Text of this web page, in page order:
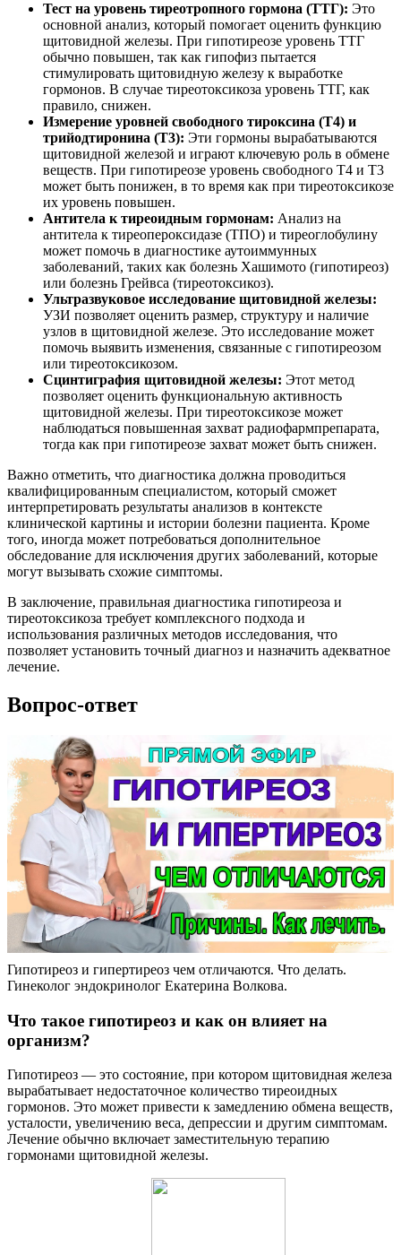
Тест на уровень тиреотропного гормона (ТТГ): Это
основной анализ, который помогает оценить функцию
щитовидной железы. При гипотиреозе уровень ТТГ
обычно повышен, так как гипофиз пытается
стимулировать щитовидную железу к выработке
гормонов. В случае тиреотоксикоза уровень ТТГ, как
правило, снижен.
Измерение уровней свободного тироксина (Т4) и
трийодтиронина (Т3): Эти гормоны вырабатываются
щитовидной железой и играют ключевую роль в обмене
веществ. При гипотиреозе уровень свободного Т4 и Т3
может быть понижен, в то время как при тиреотоксикозе
их уровень повышен.
Антитела к тиреоидным гормонам: Анализ на
антитела к тиреопероксидазе (ТПО) и тиреоглобулину
может помочь в диагностике аутоиммунных
заболеваний, таких как болезнь Хашимото (гипотиреоз)
или болезнь Грейвса (тиреотоксикоз).
Ультразвуковое исследование щитовидной железы:
УЗИ позволяет оценить размер, структуру и наличие
узлов в щитовидной железе. Это исследование может
помочь выявить изменения, связанные с гипотиреозом
или тиреотоксикозом.
Сцинтиграфия щитовидной железы: Этот метод
позволяет оценить функциональную активность
щитовидной железы. При тиреотоксикозе может
наблюдаться повышенная захват радиофармпрепарата,
тогда как при гипотиреозе захват может быть снижен.
Важно отметить, что диагностика должна проводиться
квалифицированным специалистом, который сможет
интерпретировать результаты анализов в контексте
клинической картины и истории болезни пациента. Кроме
того, иногда может потребоваться дополнительное
обследование для исключения других заболеваний, которые
могут вызывать схожие симптомы.
В заключение, правильная диагностика гипотиреоза и
тиреотоксикоза требует комплексного подхода и
использования различных методов исследования, что
позволяет установить точный диагноз и назначить адекватное
лечение.
Вопрос-ответ
Гипотиреоз и гипертиреоз чем отличаются. Что делать.
Гинеколог эндокринолог Екатерина Волкова.
Что такое гипотиреоз и как он влияет на
организм?
Гипотиреоз — это состояние, при котором щитовидная железа
вырабатывает недостаточное количество тиреоидных
гормонов. Это может привести к замедлению обмена веществ,
усталости, увеличению веса, депрессии и другим симптомам.
Лечение обычно включает заместительную терапию
гормонами щитовидной железы.